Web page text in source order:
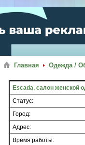
Главная Одежда /
Escada, салон женской
Статус:
Город:
Адрес:
Время работы: